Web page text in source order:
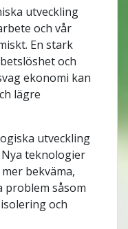
utveckling
och vår
En stark
och
ekonomi kan
lägre
utveckling
teknologier
bekväma,
problem såsom
och